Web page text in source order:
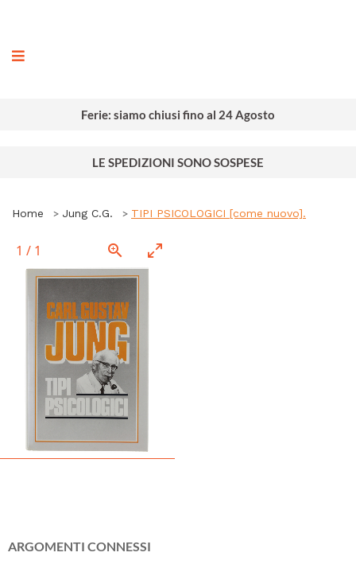
Ferie: siamo chiusi fino al 24 Agosto
LE SPEDIZIONI SONO SOSPESE
Home Jung C.G. TIPI PSICOLOGICI [come nuovo].
1 / 1
ARGOMENTI CONNESSI